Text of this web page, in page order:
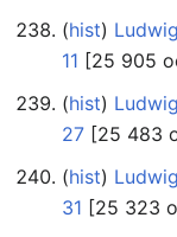
(hist) ‎
11 ‎[25 905
(hist) ‎
27 ‎[25 483
(hist) ‎
31 ‎[25 323